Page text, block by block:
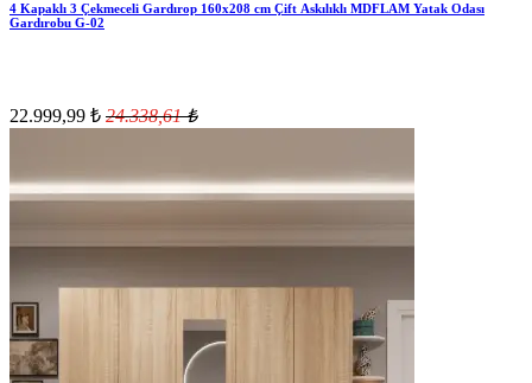
4 Kapaklı 3 Çekmeceli Gardırop 160x208 cm Çift Askılıklı MDFLAM Yatak Odası
Gardırobu G-02
22.999,99 ₺ 24.338,61₺